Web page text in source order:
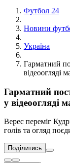
Футбол 24
Новини
Україна
Гарматний
відеоогляді
Гарматний
у відеоогляді
Верес переміг
голів та огляд
Поділитись